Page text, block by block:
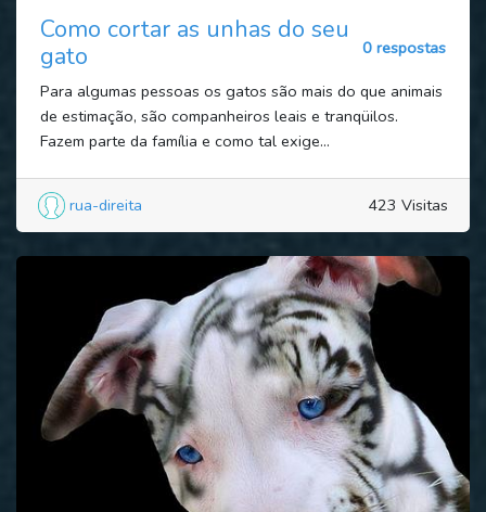
Como cortar as unhas do seu
gato
0 respostas
Para algumas pessoas os gatos são mais do que animais
de estimação, são companheiros leais e tranqüilos.
Fazem parte da família e como tal exige...
rua-direita 423 Visitas